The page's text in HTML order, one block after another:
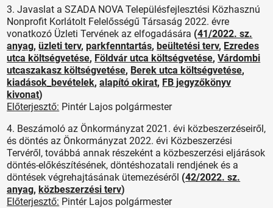
3. Javaslat a SZADA NOVA Településfejlesztési Közhasznú
Nonprofit Korlátolt Felelősségű Társaság 2022. évre
vonatkozó Üzleti Tervének az elfogadására (41/2022. sz.
anyag,üzleti terv,parkfenntartás,beültetési terv, Ezredes
utca költségvetése, Földvár utca költségvetése,Várdombi
utcaszakasz költségvetése, Berek utca költségvetése,
kiadások_bevételek,alapító okirat, FB jegyzőkönyv
kivonat)
Előterjesztő: Pintér Lajos polgármester
4. Beszámoló az Önkormányzat 2021. évi közbeszerzéseiről,
és döntés az Önkormányzat 2022. évi Közbeszerzési
Tervéről, továbbá annak részeként a közbeszerzési eljárások
döntés-előkészítésének, döntéshozatali rendjének és a
döntések végrehajtásának ütemezéséről (42/2022. sz.
anyag,közbeszerzési terv)
Előterjesztő: Pintér Lajos polgármester